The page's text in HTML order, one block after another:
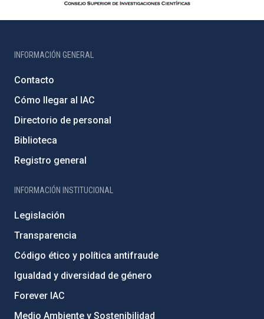
INFORMACIÓN GENERAL
Contacto
Cómo llegar al IAC
Directorio de personal
Biblioteca
Registro general
INFORMACIÓN INSTITUCIONAL
Legislación
Transparencia
Código ético y política antifraude
Igualdad y diversidad de género
Forever IAC
Medio Ambiente y Sostenibilidad